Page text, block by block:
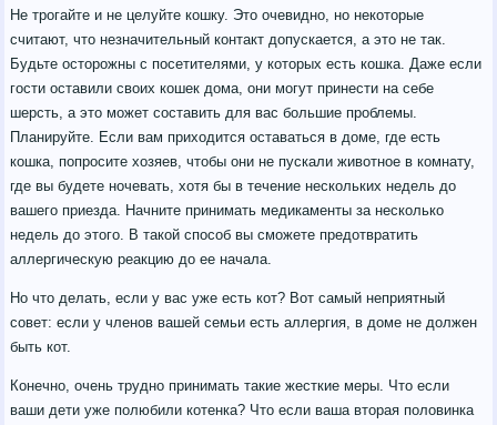
Не трогайте и не целуйте кошку. Это очевидно, но некоторые
считают, что незначительный контакт допускается, а это не так.
Будьте осторожны с посетителями, у которых есть кошка. Даже если
гости оставили своих кошек дома, они могут принести на себе
шерсть, а это может составить для вас большие проблемы.
Планируйте. Если вам приходится оставаться в доме, где есть
кошка, попросите хозяев, чтобы они не пускали животное в комнату,
где вы будете ночевать, хотя бы в течение нескольких недель до
вашего приезда. Начните принимать медикаменты за несколько
недель до этого. В такой способ вы сможете предотвратить
аллергическую реакцию до ее начала.
Но что делать, если у вас уже есть кот? Вот самый неприятный
совет: если у членов вашей семьи есть аллергия, в доме не должен
быть кот.
Конечно, очень трудно принимать такие жесткие меры. Что если
ваши дети уже полюбили котенка? Что если ваша вторая половинка